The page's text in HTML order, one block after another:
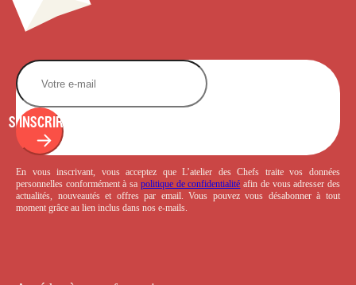
S'INSCRIRE
En vous inscrivant, vous acceptez que L’atelier des Chefs traite vos données
personnelles conformément à sa politique de confidentialité afin de vous adresser des
actualités, nouveautés et offres par email. Vous pouvez vous désabonner à tout
moment grâce au lien inclus dans nos e-mails.